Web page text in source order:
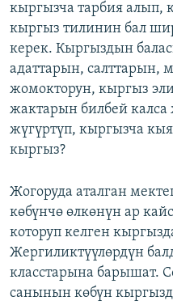
кыргызча тарбия алып,
кыргыз тилинин бал
керек. Кыргыздын
адаттарын, салттарын,
жомокторун, кыргыз
жактарын билбей
жүгүртүп, кыргызча
кыргыз?
Жогоруда аталган
көбүнчө өлкөнүн ар
которуп келген
Жергиликтүүлөрдүн
класстарына барышат.
санынын көбүн